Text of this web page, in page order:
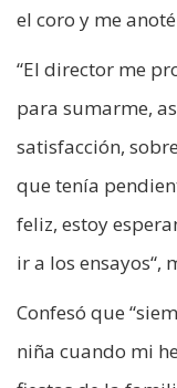
el coro y me
“El director me
para sumarme,
satisfacción,
que tenía
feliz, estoy
ir a los ensayos“,
Confesó que
niña cuando mi